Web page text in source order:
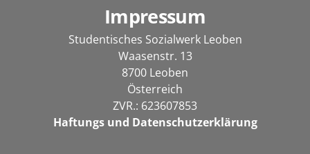
Impressum
Studentisches Sozialwerk Leoben
Waasenstr. 13
8700 Leoben
Österreich
ZVR.: 623607853
Haftungs und Datenschutzerklärung